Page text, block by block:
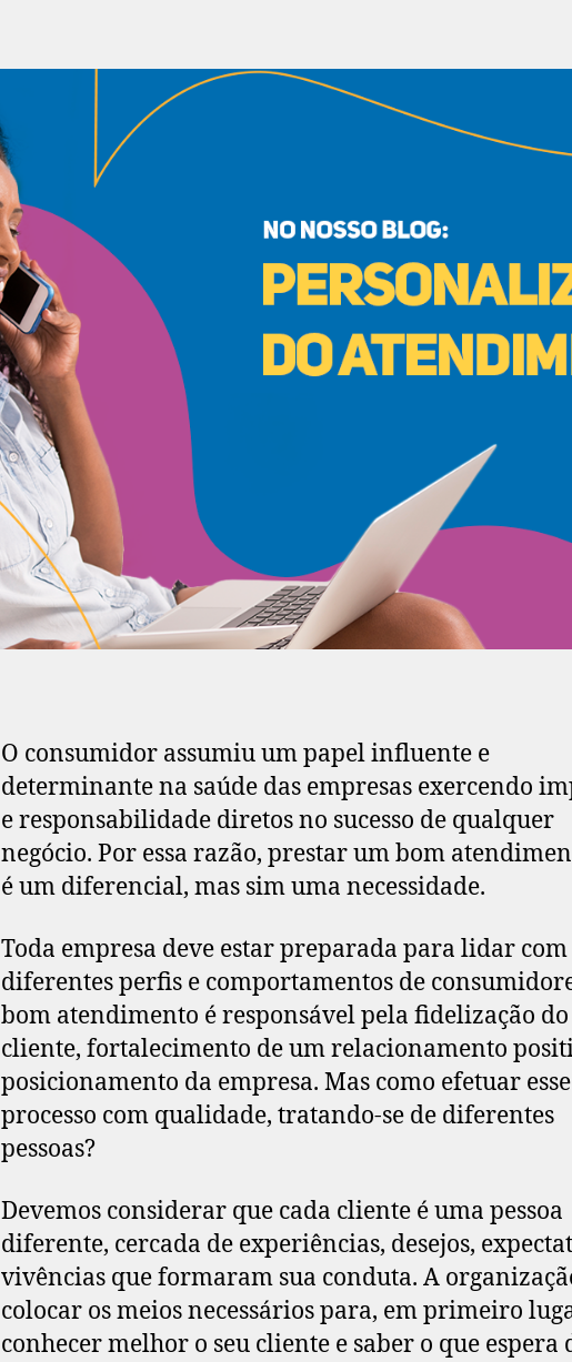
O consumidor assumiu um papel influente e
determinante na saúde das empresas exercendo
e responsabilidade diretos no sucesso de qualquer
negócio. Por essa razão, prestar um bom
é um diferencial, mas sim uma necessidade.
Toda empresa deve estar preparada para lidar com
diferentes perfis e comportamentos de
bom atendimento é responsável pela fidelização do
cliente, fortalecimento de um relacionamento
posicionamento da empresa. Mas como efetuar esse
processo com qualidade, tratando-se de diferentes
pessoas?
Devemos considerar que cada cliente é uma pessoa
diferente, cercada de experiências, desejos,
vivências que formaram sua conduta. A
colocar os meios necessários para, em primeiro
conhecer melhor o seu cliente e saber o que espera